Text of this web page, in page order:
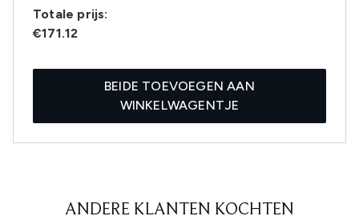
Totale prijs:
€171.12
BEIDE TOEVOEGEN AAN
WINKELWAGENTJE
ANDERE KLANTEN KOCHTEN